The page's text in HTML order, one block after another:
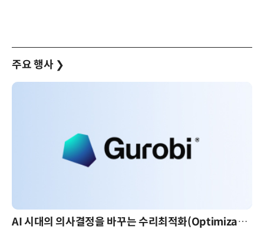
주요 행사 ❯
AI 시대의 의사결정을 바꾸는 수리최적화(Optimization): 실제 산업 적용 사례와 활용 전략